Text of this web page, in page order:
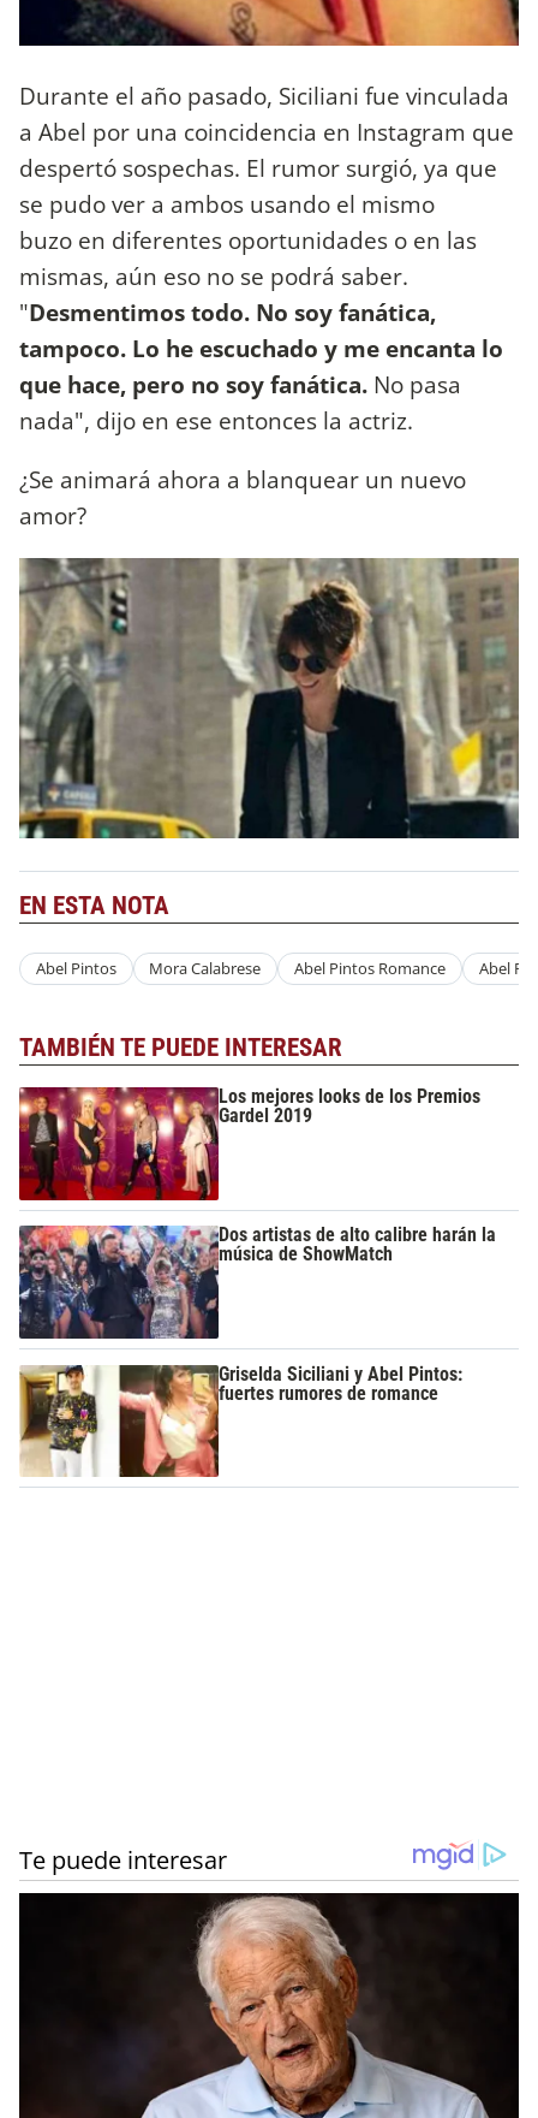
Durante el año pasado, Siciliani fue vinculada
a Abel por una coincidencia en Instagram que
despertó sospechas. El rumor surgió, ya que
se pudo ver a ambos usando el mismo
buzo en diferentes oportunidades o en las
mismas, aún eso no se podrá saber.
"Desmentimos todo. No soy fanática,
tampoco. Lo he escuchado y me encanta lo
que hace, pero no soy fanática. No pasa
nada", dijo en ese entonces la actriz.
¿Se animará ahora a blanquear un nuevo
amor?
EN ESTA NOTA
Abel Pintos Mora Calabrese Abel Pintos Romance Abel
TAMBIÉN TE PUEDE INTERESAR
Los mejores looks de los Premios
Gardel 2019
Dos artistas de alto calibre harán la
música de ShowMatch
Griselda Siciliani y Abel Pintos:
fuertes rumores de romance